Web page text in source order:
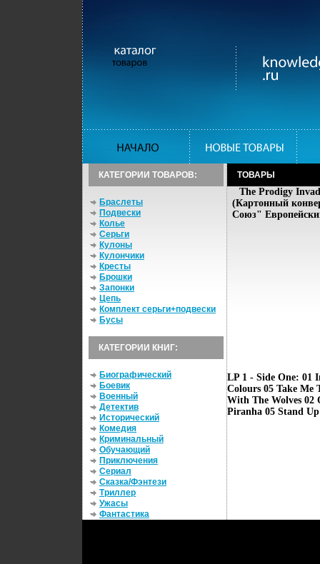
КАТЕГОРИИ ТОВАРОВ:
Браслеты
Подвески
Колье
Серьги
Кулоны
Кулончики
Кресты
Брошки
Запонки
Цепь
Комплект серьги+подвески
Бусы
КАТЕГОРИИ КНИГ:
Биографический
Боевик
Военный
Детектив
Исторический
Комедия
Криминальный
Обучающий
Приключения
Сериал
Сказка/Фэнтези
Триллер
Ужасы
Фантастика
ТОВАРЫ
The Prodigy
(Картонный
Союз"
LP 1 - Side One: 01
Colours 05 Take Me
With The Wolves 02
Piranha 05 Stand